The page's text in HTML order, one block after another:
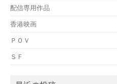
配信専用作品
香港映画
ＰＯＶ
ＳＦ